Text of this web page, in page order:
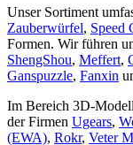
Unser Sortiment
Zauberwürfel, Speed
Formen. Wir führen
ShengShou, Meffert,
Ganspuzzle, Fanxin
Im Bereich 3D-
der Firmen Ugears,
(EWA), Rokr, Veter